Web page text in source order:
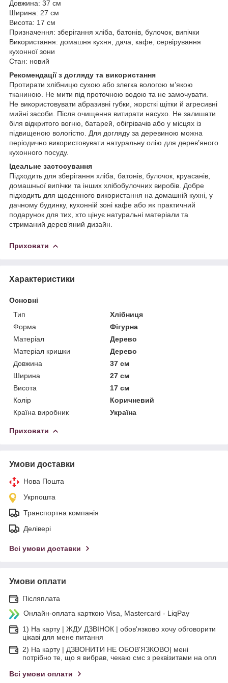
Довжина: 37 см
Ширина: 27 см
Висота: 17 см
Призначення: зберігання хліба, батонів, булочок, випічки
Використання: домашня кухня, дача, кафе, сервірування
кухонної зони
Стан: новий
Рекомендації з догляду та використання
Протирати хлібницю сухою або злегка вологою м’якою
тканиною. Не мити під проточною водою та не замочувати.
Не використовувати абразивні губки, жорсткі щітки й агресивні
мийні засоби. Після очищення витирати насухо. Не залишати
біля відкритого вогню, батарей, обігрівачів або у місцях із
підвищеною вологістю. Для догляду за деревиною можна
періодично використовувати натуральну олію для дерев’яного
кухонного посуду.
Ідеальне застосування
Підходить для зберігання хліба, батонів, булочок, круасанів,
домашньої випічки та інших хлібобулочних виробів. Добре
підходить для щоденного використання на домашній кухні, у
дачному будинку, кухонній зоні кафе або як практичний
подарунок для тих, хто цінує натуральні матеріали та
стриманий дерев’яний дизайн.
Приховати
Характеристики
Основні
Тип
Хлібниця
Форма
Фігурна
Матеріал
Дерево
Матеріал кришки
Дерево
Довжина
37 см
Ширина
27 см
Висота
17 см
Колір
Коричневий
Країна виробник
Україна
Приховати
Умови доставки
Нова Пошта
Укрпошта
Транспортна компанія
Делівері
Всі умови доставки
Умови оплати
Післяплата
Онлайн-оплата карткою Visa, Mastercard - LiqPay
1) На карту | ЖДУ ДЗВІНОК | обов'язково хочу обговорити
цікаві для мене питання
2) На карту | ДЗВОНИТИ НЕ ОБОВ'ЯЗКОВО| мені
потрібно те, що я вибрав, чекаю смс з реквізитами на опл
Всі умови оплати